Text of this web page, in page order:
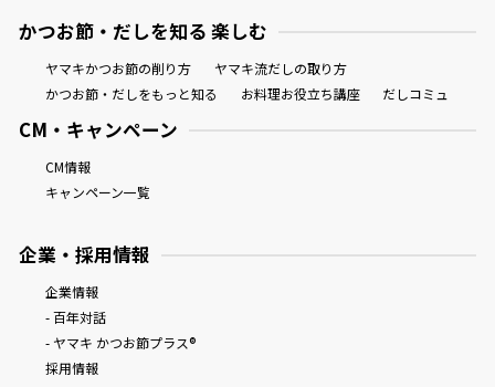
かつお節・だしを知る 楽しむ
ヤマキかつお節の削り方
ヤマキ流だしの取り方
かつお節・だしをもっと知る
お料理お役立ち講座 だしコミュ
CM・キャンペーン
CM情報
キャンペーン一覧
企業・採用情報
企業情報
- 百年対話
- ヤマキ かつお節プラス®
採用情報